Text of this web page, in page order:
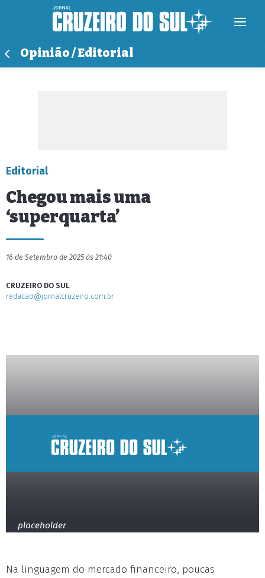
Opinião / Editorial
Editorial
Chegou mais uma
‘superquarta’
16 de Setembro de 2025 às 21:40
CRUZEIRO DO SUL
redacao@jornalcruzeiro.com.br
placeholder
Na linguagem do mercado financeiro, poucas